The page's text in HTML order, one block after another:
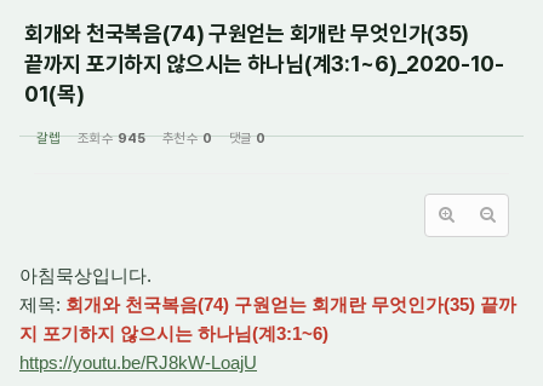
회개와 천국복음(74) 구원얻는 회개란 무엇인가(35)
끝까지 포기하지 않으시는 하나님(계3:1~6)_2020-10-
01(목)
갈렙 조회 수945 추천 수0 댓글0
아침묵상입니다.
제목: 회개와 천국복음(74) 구원얻는 회개란 무엇인가(35) 끝까
지 포기하지 않으시는 하나님(계3:1~6)
https://youtu.be/RJ8kW-LoajU